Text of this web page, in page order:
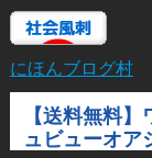
にほんブログ村